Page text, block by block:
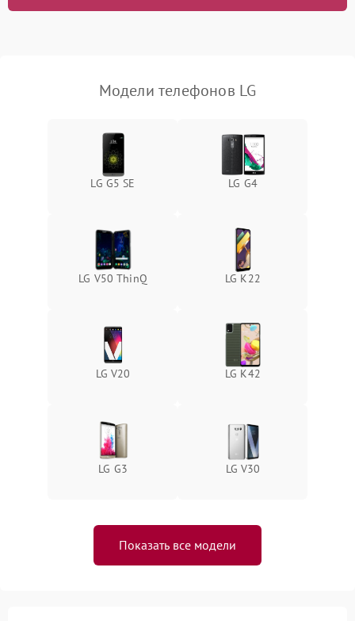
Модели телефонов LG
LG G5 SE LG G4
LG V50 ThinQ LG K22
LG V20 LG K42
LG G3 LG V30
Показать все модели